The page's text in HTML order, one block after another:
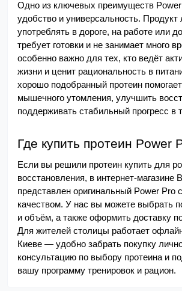
Одно из ключевых преимуществ
удобство и универсальность. Продукт
употреблять в дороге, на работе или
требует готовки и не занимает много
особенно важно для тех, кто ведёт
жизни и ценит рациональность в
хорошо подобранный протеин
мышечного утомления, улучшить
поддерживать стабильный прогресс в
Где купить протеин Power
Если вы решили протеин купить для
восстановления, в интернет-магазине
представлен оригинальный Power Pro
качеством. У нас вы можете выбрать
и объём, а также оформить доставку
Для жителей столицы работает
Киеве — удобно забрать покупку
консультацию по выбору протеина и
вашу программу тренировок и рацион.